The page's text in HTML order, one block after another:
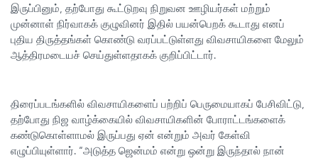
இருப்பினும், தற்போது கூட்டுறவு நிறுவன ஊழியர்கள் மற்றும்
முன்னாள் நிர்வாகக் குழுவினர் இதில் பயன்பெறக் கூடாது எனப்
புதிய திருத்தங்கள் கொண்டு வரப்பட்டுள்ளது விவசாயிகளை மேலும்
ஆத்திரமடையச் செய்துள்ளதாகக் குறிப்பிட்டார்.
திரைப்படங்களில் விவசாயிகளைப் பற்றிப் பெருமையாகப் பேசிவிட்டு,
தற்போது நிஜ வாழ்க்கையில் விவசாயிகளின் போராட்டங்களைக்
கண்டுகொள்ளாமல் இருப்பது ஏன் என்றும் அவர் கேள்வி
எழுப்பியுள்ளார். “அடுத்த ஜென்மம் என்று ஒன்று இருந்தால் நான்